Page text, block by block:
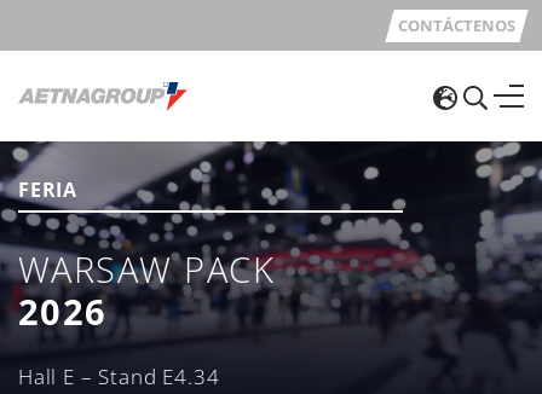
CONTÁCTENOS
FERIA
WARSAW PACK
2026
Hall E – Stand E4.34